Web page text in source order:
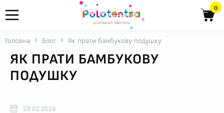
0
Головна Блог Як прати бамбукову подушку
ЯК ПРАТИ БАМБУКОВУ
ПОДУШКУ
23.02.2024